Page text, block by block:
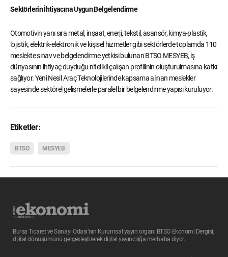
Sektörlerin İhtiyacına Uygun Belgelendirme
Otomotivin yanı sıra metal, inşaat, enerji, tekstil, asansör, kimya-plastik,
lojistik, elektrik-elektronik ve kişisel hizmetler gibi sektörlerde toplamda 110
meslekte sınav ve belgelendirme yetkisi bulunan BTSO MESYEB, iş
dünyasının ihtiyaç duyduğu nitelikli çalışan profilinin oluşturulmasına katkı
sağlıyor. Yeni Nesil Araç Teknolojilerinde kapsama alınan meslekler
sayesinde sektörel gelişmelerle paralel bir belgelendirme yapısı kuruluyor.
Etiketler:
BTSO MESYEB
Bursa Ticaret ve Sanayi Odası’nın Kurumsal yayın organı BTSO Ekonomi Dergisi,
dijital dönüşümünü gerçekleştirerek dijital yayıncılığa merhaba diyor.